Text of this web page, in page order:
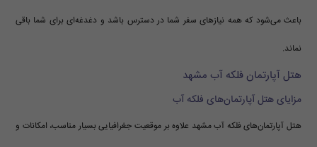
باعث می‌شود که همه نیازهای سفر شما در دسترس باشد و دغدغه‌ای برای شما باقی
نماند.
هتل آپارتمان فلکه آب مشهد
مزایای هتل آپارتمان‌های فلکه آب
هتل آپارتمان‌های فلکه آب مشهد علاوه بر موقعیت جغرافیایی بسیار مناسب، امکانات و